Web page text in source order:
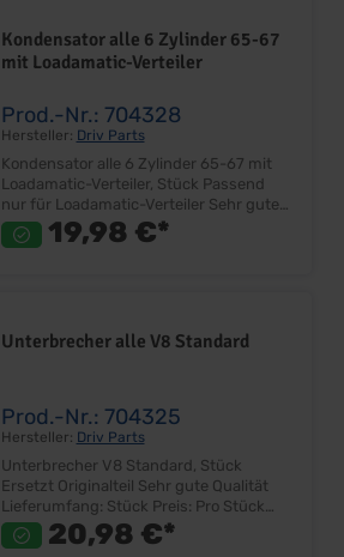
Kondensator alle 6 Zylinder 65-67
mit Loadamatic-Verteiler
Prod.-Nr.: 704328
Hersteller: Driv Parts
Kondensator alle 6 Zylinder 65-67 mit
Loadamatic-Verteiler, Stück Passend
nur für Loadamatic-Verteiler Sehr gute
Qualität Lieferumfang: Stück Preis: Pro19,98 €*
Unterbrecher alle V8 Standard
Prod.-Nr.: 704325
Hersteller: Driv Parts
Unterbrecher V8 Standard, Stück
Ersetzt Originalteil Sehr gute Qualität
Lieferumfang: Stück Preis: Pro Stück
20,98 €*